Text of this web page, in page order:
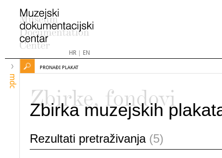
HR| EN
mdc
PRONAĐI PLAKAT
Zbirke, fondovi
Zbirka muzejskih
Rezultati pretraživanja (5)